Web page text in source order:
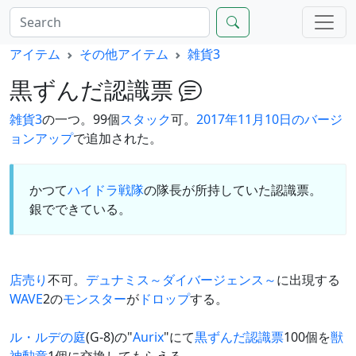
アイテム その他アイテム 雑貨3
黒ずんだ認識票
雑貨3の一つ。99個スタック可。 2017年11月10日のバージ
ョンアップで追加された。
かつてハイドラ戦隊の隊長が所持していた認識票。
銀でできている。
店売り不可。 デュナミス～ダイバージェンス～に出現する
WAVE2のモンスターが ドロップする。
ル・ルデの庭(G-8)の"Aurix"にて黒ずんだ認識票100個を獣